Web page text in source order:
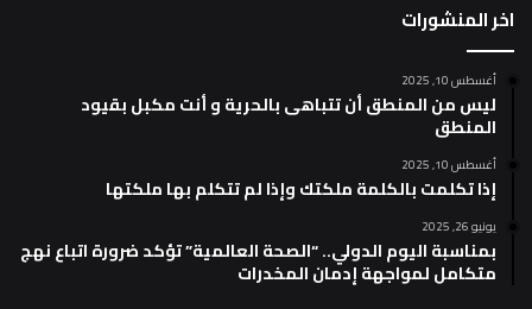
اخر المنشورات
أغسطس 10, 2025
ليس من المنطق أن تتباهى بالحرية و أنت مكبل بقيود
المنطق
أغسطس 10, 2025
إذا تكلمت بالكلمة ملكتك وإذا لم تتكلم بها ملكتها
يونيو 26, 2025
بمناسبة اليوم الدولي.. “الصحة العالمية” تؤكد ضرورة اتباع نهج
متكامل لمواجهة إدمان المخدرات